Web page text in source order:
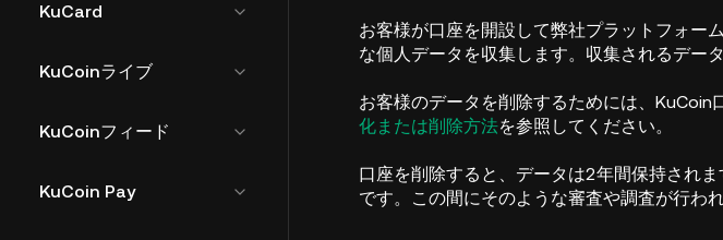
KuCard
KuCoinライブ
KuCoinフィード
KuCoin Pay
お客様が口座を開設して弊社プラットフォー
な個人データを収集します。収集されるデー
お客様のデータを削除するためには、KuCoin
化または削除方法を参照してください。
口座を削除すると、データは2年間保持され
です。この間にそのような審査や調査が行わ